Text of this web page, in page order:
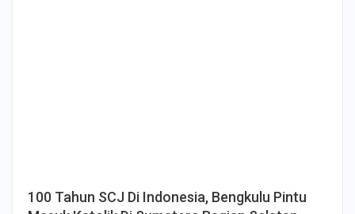
100 Tahun SCJ Di Indonesia, Bengkulu Pintu